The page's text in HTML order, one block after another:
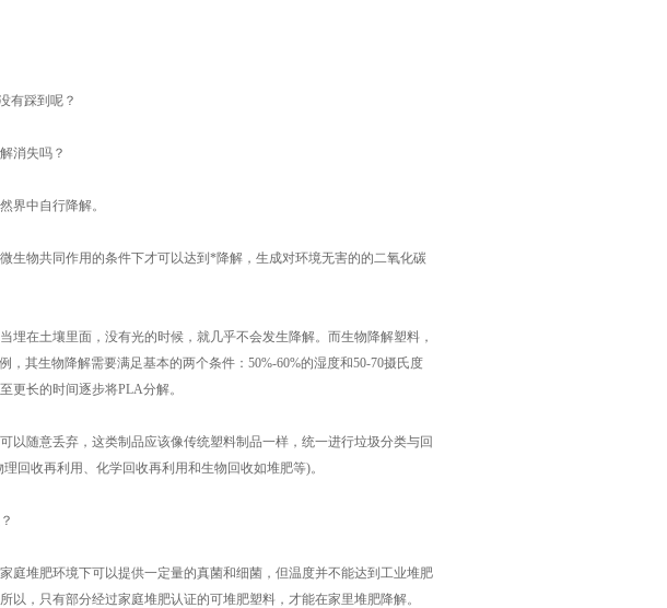
有踩到呢？
消失吗？
中自行降解。
物共同作用的条件下才可以达到*降解，生成对环境无害的的二氧化碳
在土壤里面，没有光的时候，就几乎不会发生降解。而生物降解塑料，
，其生物降解需要满足基本的两个条件：50%-60%的湿度和50-70摄氏度
更长的时间逐步将PLA分解。
随意丢弃，这类制品应该像传统塑料制品一样，统一进行垃圾分类与回
回收再利用、化学回收再利用和生物回收如堆肥等)。
堆肥环境下可以提供一定量的真菌和细菌，但温度并不能达到工业堆肥
以，只有部分经过家庭堆肥认证的可堆肥塑料，才能在家里堆肥降解。